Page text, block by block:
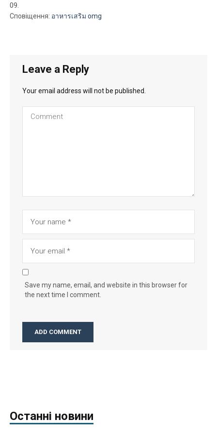
Сповіщення: อาหารเสริม omg
Leave a Reply
Your email address will not be published.
Save my name, email, and website in this browser for
the next time I comment.
Останні новини